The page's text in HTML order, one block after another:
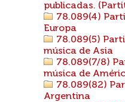
publicadas.
78.089(4)
Europa
78.089(5)
música de Asia
78.089(7/8)
música de
78.089(82)
Argentina